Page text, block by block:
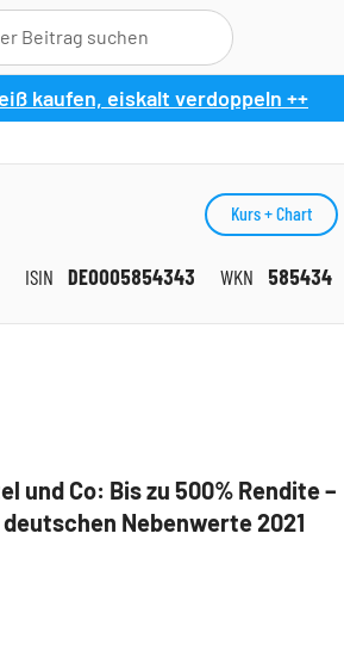
kaufen, eiskalt verdoppeln ++
ISIN DE0005854343 WKN 585434
Kurs + Chart
und Co: Bis zu 500% Rendite –
Nebenwerte 2021